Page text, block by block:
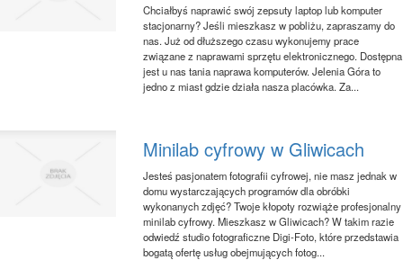
Chciałbyś naprawić swój zepsuty laptop lub komputer
stacjonarny? Jeśli mieszkasz w pobliżu, zapraszamy do
nas. Już od dłuższego czasu wykonujemy prace
związane z naprawami sprzętu elektronicznego. Dostępna
jest u nas tania naprawa komputerów. Jelenia Góra to
jedno z miast gdzie działa nasza placówka. Za...
Minilab cyfrowy w Gliwicach
Jesteś pasjonatem fotografii cyfrowej, nie masz jednak w
domu wystarczających programów dla obróbki
wykonanych zdjęć? Twoje kłopoty rozwiąże profesjonalny
minilab cyfrowy. Mieszkasz w Gliwicach? W takim razie
odwiedź studio fotograficzne Digi-Foto, które przedstawia
bogatą ofertę usług obejmujących fotog...